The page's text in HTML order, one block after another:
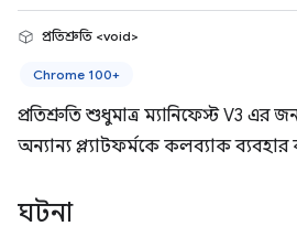
প্রতিশ্রুতি <void>
Chrome 100+
প্রতিশ্রুতি শুধুমাত্র ম্যানিফেস্ট V3 এর
অন্যান্য প্ল্যাটফর্মকে কলব্যাক ব্যবহার
ঘটনা